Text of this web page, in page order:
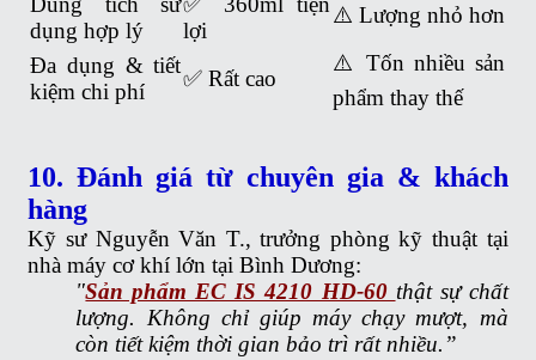
dụng hợp lý
lợi
⚠️ Lượng nhỏ hơn
Đa dụng & tiết
kiệm chi phí
✅ Rất cao
⚠️ Tốn nhiều sản
phẩm thay thế
10. Đánh giá từ chuyên gia & khách
hàng
Kỹ sư Nguyễn Văn T., trưởng phòng kỹ thuật tại
nhà máy cơ khí lớn tại Bình Dương:
"Sản phẩm EC IS 4210 HD-60 thật sự chất
lượng. Không chỉ giúp máy chạy mượt, mà
còn tiết kiệm thời gian bảo trì rất nhiều.”